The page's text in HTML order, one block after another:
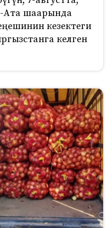
Ата шаарында
кезектеги
келген